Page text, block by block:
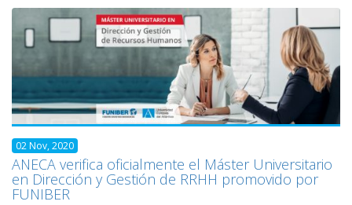
02 Nov, 2020
ANECA verifica oficialmente el Máster Universitario
en Dirección y Gestión de RRHH promovido por
FUNIBER